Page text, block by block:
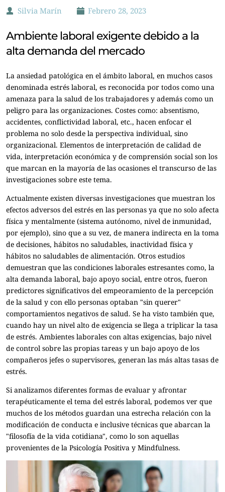
Silvia Marín Febrero 28, 2023
Ambiente laboral exigente debido a la
alta demanda del mercado
La ansiedad patológica en el ámbito laboral, en muchos casos
denominada estrés laboral, es reconocida por todos como una
amenaza para la salud de los trabajadores y además como un
peligro para las organizaciones. Costes como: absentismo,
accidentes, conflictividad laboral, etc., hacen enfocar el
problema no solo desde la perspectiva individual, sino
organizacional. Elementos de interpretación de calidad de
vida, interpretación económica y de comprensión social son los
que marcan en la mayoría de las ocasiones el transcurso de las
investigaciones sobre este tema.
Actualmente existen diversas investigaciones que muestran los
efectos adversos del estrés en las personas ya que no solo afecta
física y mentalmente (sistema autónomo, nivel de inmunidad,
por ejemplo), sino que a su vez, de manera indirecta en la toma
de decisiones, hábitos no saludables, inactividad física y
hábitos no saludables de alimentación. Otros estudios
demuestran que las condiciones laborales estresantes como, la
alta demanda laboral, bajo apoyo social, entre otros, fueron
predictores significativos del empeoramiento de la percepción
de la salud y con ello personas optaban "sin querer"
comportamientos negativos de salud. Se ha visto también que,
cuando hay un nivel alto de exigencia se llega a triplicar la tasa
de estrés. Ambientes laborales con altas exigencias, bajo nivel
de control sobre las propias tareas y un bajo apoyo de los
compañeros jefes o supervisores, generan las más altas tasas de
estrés.
Si analizamos diferentes formas de evaluar y afrontar
terapéuticamente el tema del estrés laboral, podemos ver que
muchos de los métodos guardan una estrecha relación con la
modificación de conducta e inclusive técnicas que abarcan la
"filosofía de la vida cotidiana", como lo son aquellas
provenientes de la Psicología Positiva y Mindfulness.